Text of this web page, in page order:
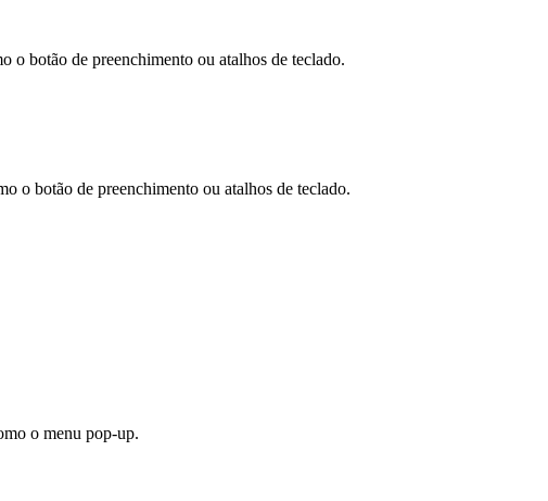
o botão de preenchimento ou atalhos de teclado.
o botão de preenchimento ou atalhos de teclado.
o menu pop-up.